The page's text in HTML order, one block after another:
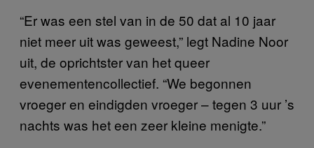
“Er was een stel van in de 50 dat al 10 jaar
niet meer uit was geweest,” legt Nadine Noor
uit, de oprichtster van het queer
evenementencollectief. “We begonnen
vroeger en eindigden vroeger – tegen 3 uur ’s
nachts was het een zeer kleine menigte.”